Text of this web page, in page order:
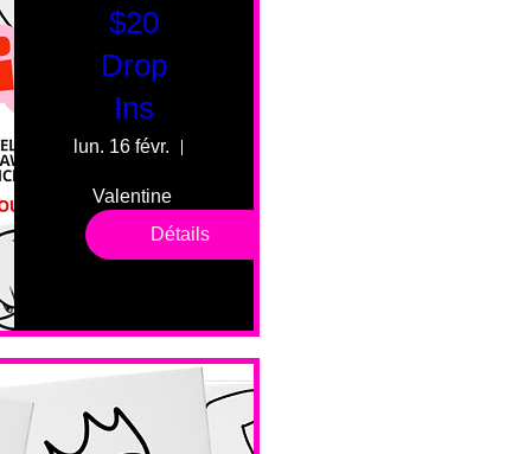
$20
Drop
Ins
lun. 16 févr.
Valentine
drop in
sessions.
levels. No
No BYOB.
Détails